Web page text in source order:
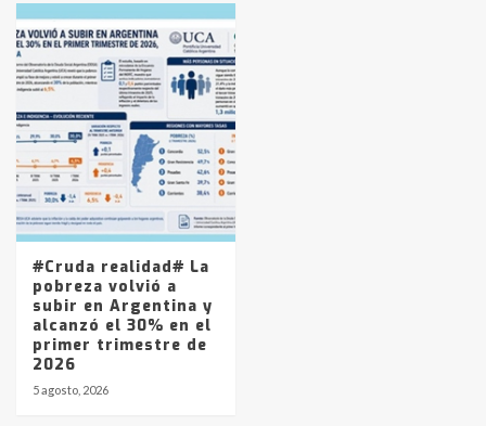
#Cruda realidad# La
pobreza volvió a
subir en Argentina y
alcanzó el 30% en el
primer trimestre de
2026
5 agosto, 2026